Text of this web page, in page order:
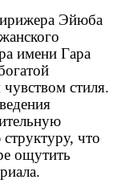
Эйюба
имени Гара
стиля.
что
ощутить